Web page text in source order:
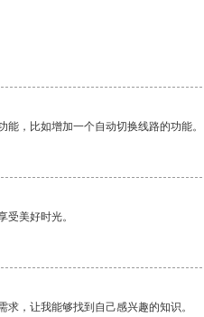
，比如增加一个自动切换线路的功能。
美好时光。
，让我能够找到自己感兴趣的知识。